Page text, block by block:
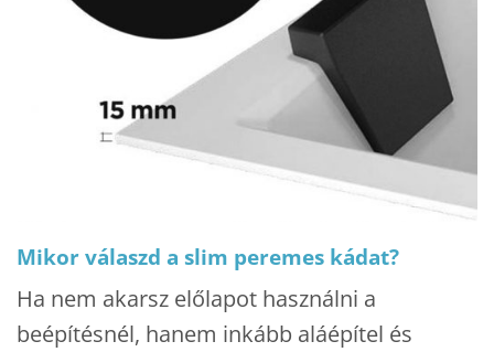
Mikor válaszd a slim peremes kádat?
Ha nem akarsz előlapot használni a
beépítésnél, hanem inkább aláépítel és